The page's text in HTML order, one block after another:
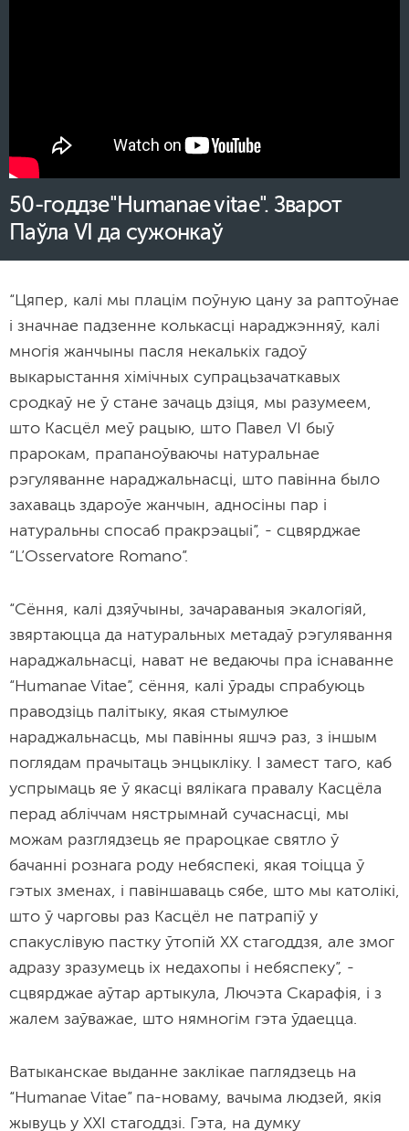
50-годдзе"Humanae vitae". Зварот
Паўла VI да сужонкаў
“Цяпер, калі мы плацім поўную цану за раптоўнае
і значнае падзенне колькасці нараджэнняў, калі
многія жанчыны пасля некалькіх гадоў
выкарыстання хімічных супрацьзачаткавых
сродкаў не ў стане зачаць дзіця, мы разумеем,
што Касцёл меў рацыю, што Павел VI быў
прарокам, прапаноўваючы натуральнае
рэгуляванне нараджальнасці, што павінна было
захаваць здароўе жанчын, адносіны пар і
натуральны спосаб пракрэацыі”, - сцвярджае
“L’Osservatore Romano”.
“Сёння, калі дзяўчыны, зачараваныя экалогіяй,
звяртаюцца да натуральных метадаў рэгулявання
нараджальнасці, нават не ведаючы пра існаванне
“Humanae Vitae”, сёння, калі ўрады спрабуюць
праводзіць палітыку, якая стымулюе
нараджальнасць, мы павінны яшчэ раз, з іншым
поглядам прачытаць энцыкліку. І замест таго, каб
успрымаць яе ў якасці вялікага правалу Касцёла
перад абліччам нястрымнай сучаснасці, мы
можам разглядзець яе прароцкае святло ў
бачанні рознага роду небяспекі, якая тоіцца ў
гэтых зменах, і павіншаваць сябе, што мы католікі,
што ў чарговы раз Касцёл не патрапіў у
спакуслівую пастку ўтопій ХХ стагоддзя, але змог
адразу зразумець іх недахопы і небяспеку”, -
сцвярджае аўтар артыкула, Лючэта Скарафія, і з
жалем заўважае, што нямногім гэта ўдаецца.
Ватыканскае выданне заклікае паглядзець на
“Humanae Vitae” па-новаму, вачыма людзей, якія
жывуць у ХХІ стагоддзі. Гэта, на думку